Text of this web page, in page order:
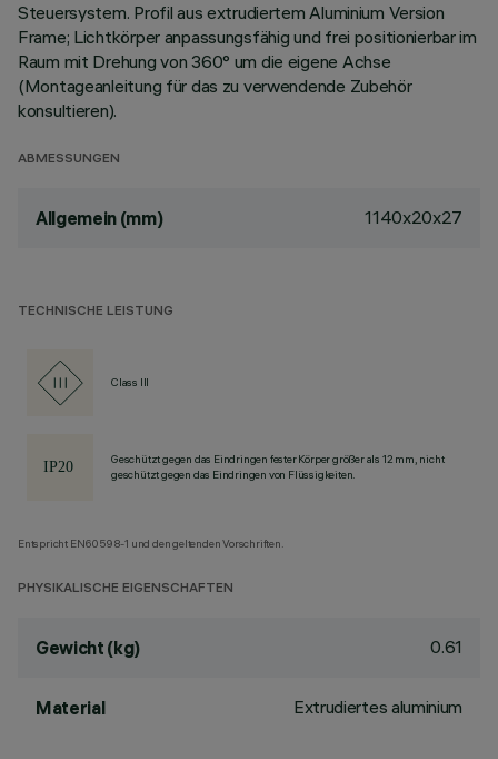
Steuersystem. Profil aus extrudiertem Aluminium Version
Frame; Lichtkörper anpassungsfähig und frei positionierbar im
Raum mit Drehung von 360° um die eigene Achse
(Montageanleitung für das zu verwendende Zubehör
konsultieren).
ABMESSUNGEN
Allgemein (mm) 1140x20x27
TECHNISCHE LEISTUNG
Class III
Geschützt gegen das Eindringen fester Körper größer als 12 mm, nicht
geschützt gegen das Eindringen von Flüssigkeiten.
Entspricht EN60598-1 und den geltenden Vorschriften.
PHYSIKALISCHE EIGENSCHAFTEN
Gewicht (kg) 0.61
Material Extrudiertes aluminium